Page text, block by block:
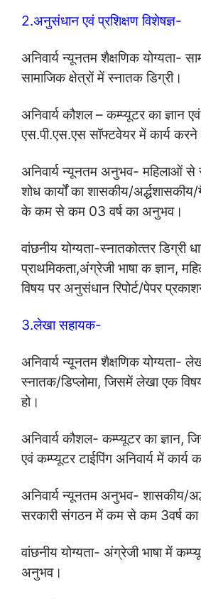
2.अनुसंधान एवं प्रशिक्षण विशेषज्ञ-
अनिवार्य न्‍यूनतम शैक्षणिक योग्‍यता-
सामाजिक क्षेत्रों में स्‍नातक डिग्री।
अनिवार्य कौशल – कम्‍प्‍यूटर का ज्ञान
एस.पी.एस.एस सॉफ्टवेयर में कार्य करने
अनिवार्य न्‍यूनतम अनुभव- म‍हिलाओं से
शोध कार्यों का शासकीय/
के कम से कम 03 वर्ष का अनुभव।
वांछनीय योग्‍यता-स्‍नातकोत्‍तर डिग्री
प्राथमिकता,अंग्रेजी भाषा क ज्ञान,
विषय पर अनुसंधान रिपोर्ट/पेपर
3.लेखा सहायक-
अनिवार्य न्‍यूनतम शैक्षणिक योग्‍यता-
स्‍नातक/डिप्‍लोमा, जिसमें लेखा एक
हो।
अनिवार्य कौशल- कम्‍प्‍यूटर का ज्ञान,
एवं कम्‍प्‍यूटर टाईपिंग अनिवार्य में कार्य
अनिवार्य न्‍यूनतम अनुभव- शासकीय/
सरकारी संगठन में कम से कम 3वर्ष
वांछनीय योग्‍यता- अंग्रेजी भाषा में
अनुभव।